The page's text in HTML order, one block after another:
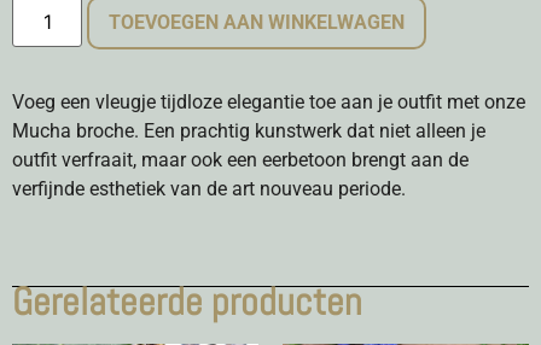
TOEVOEGEN AAN WINKELWAGEN
Voeg een vleugje tijdloze elegantie toe aan je outfit met onze
Mucha broche. Een prachtig kunstwerk dat niet alleen je
outfit verfraait, maar ook een eerbetoon brengt aan de
verfijnde esthetiek van de art nouveau periode.
Gerelateerde producten